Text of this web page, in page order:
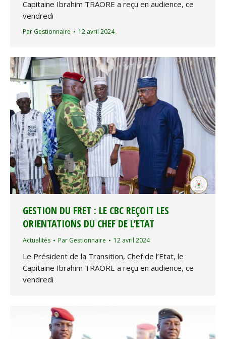
Capitaine Ibrahim TRAORE a reçu en audience, ce
vendredi
Par Gestionnaire 12 avril 2024
GESTION DU FRET : LE CBC REÇOIT LES
ORIENTATIONS DU CHEF DE L’ETAT
Actualités Par Gestionnaire 12 avril 2024
Le Président de la Transition, Chef de l’Etat, le
Capitaine Ibrahim TRAORE a reçu en audience, ce
vendredi